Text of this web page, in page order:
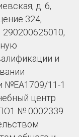
д. 6,
324,
и
№ЕА1709/11-1
центр
№ 0002339